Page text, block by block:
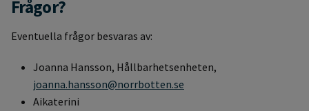
Frågor?
Eventuella frågor besvaras av:
Joanna Hansson, Hållbarhetsenheten,
joanna.hansson@norrbotten.se
Aikaterini